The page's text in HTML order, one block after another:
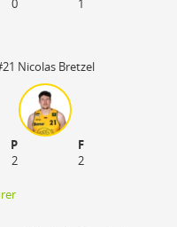
0
1
Nicolas Bretzel
P
F
2
2